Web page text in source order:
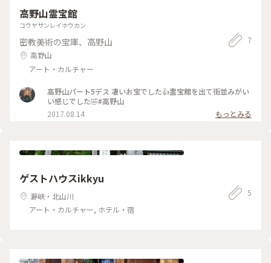
高野山霊宝館
コウヤサンレイホウカン
密教美術の宝庫、高野山
高野山
アート・カルチャー
7
高野山パート5デス 凄いお宝でした👍霊宝館を出て街並みがい
い感じでした🤣#高野山
2017.08.14
もっとみる
ゲストハウスikkyu
瀞峡・北山川
アート・カルチャー, ホテル・宿
5